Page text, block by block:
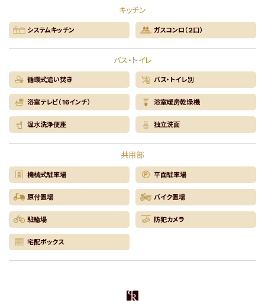
キッチン
システムキッチン ガスコンロ（2口）
バス・トイレ
循環式追い焚き バス・トイレ別
浴室テレビ（16インチ） 浴室暖房乾燥機
温水洗浄便座 独立洗面
共用部
機械式駐車場 平面駐車場
原付置場 バイク置場
駐輪場 防犯カメラ
宅配ボックス